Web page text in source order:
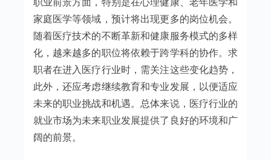
家庭医学等领域，预计将出现更多的岗位机会。
随着医疗技术的不断革新和健康服务模式的多样
化，越来越多的职位将依赖于跨学科的协作。求
职者在进入医疗行业时，需关注这些变化趋势，
此外，还应考虑继续教育和专业发展，以便适应
未来的职业挑战和机遇。总体来说，医疗行业的
就业市场为未来职业发展提供了良好的环境和广
阔的前景。